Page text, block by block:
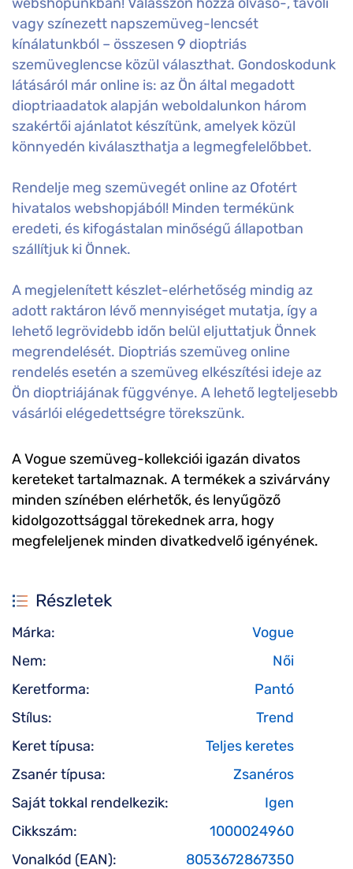
vagy színezett napszemüveg-lencsét
kínálatunkból – összesen 9 dioptriás
szemüveglencse közül választhat. Gondoskodunk
látásáról már online is: az Ön által megadott
dioptriaadatok alapján weboldalunkon három
szakértői ajánlatot készítünk, amelyek közül
könnyedén kiválaszthatja a legmegfelelőbbet.
Rendelje meg szemüvegét online az Ofotért
hivatalos webshopjából! Minden termékünk
eredeti, és kifogástalan minőségű állapotban
szállítjuk ki Önnek.
A megjelenített készlet-elérhetőség mindig az
adott raktáron lévő mennyiséget mutatja, így a
lehető legrövidebb időn belül eljuttatjuk Önnek
megrendelését. Dioptriás szemüveg online
rendelés esetén a szemüveg elkészítési ideje az
Ön dioptriájának függvénye. A lehető legteljesebb
vásárlói elégedettségre törekszünk.
A Vogue szemüveg-kollekciói igazán divatos
kereteket tartalmaznak. A termékek a szivárvány
minden színében elérhetők, és lenyűgöző
kidolgozottsággal törekednek arra, hogy
megfeleljenek minden divatkedvelő igényének.
Részletek
Márka:
Vogue
Nem:
Női
Keretforma:
Pantó
Stílus:
Trend
Keret típusa:
Teljes keretes
Zsanér típusa:
Zsanéros
Saját tokkal rendelkezik:
Igen
Cikkszám:
1000024960
Vonalkód (EAN):
8053672867350